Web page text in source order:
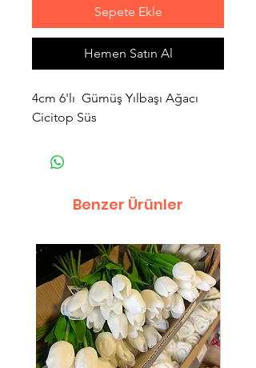
Sepete Ekle
Hemen Satın Al
4cm 6'lı Gümüş Yılbaşı Ağacı
Cicitop Süs
Benzer Ürünler